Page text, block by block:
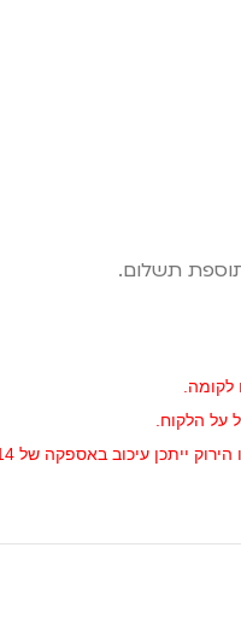
תשלום.
על הלקוח.
וכמו כן קיימת תוספת מחיר של 149 ₪ להובלה.